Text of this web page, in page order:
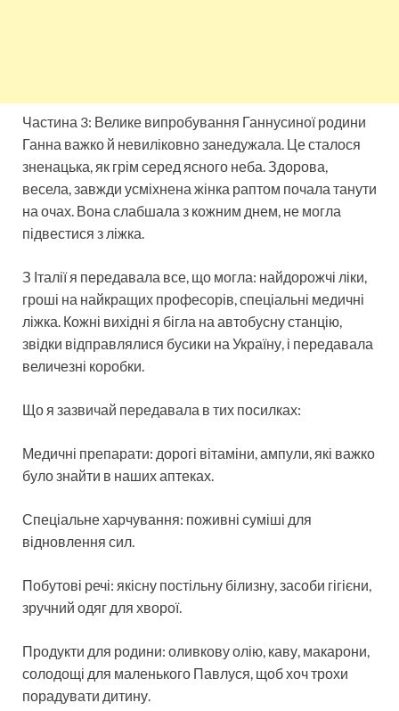
Частина 3: Велике випробування Ганнусиної родини
Ганна важко й невиліковно занедужала. Це сталося
зненацька, як грім серед ясного неба. Здорова,
весела, завжди усміхнена жінка раптом почала танути
на очах. Вона слабшала з кожним днем, не могла
підвестися з ліжка.
З Італії я передавала все, що могла: найдорожчі ліки,
гроші на найкращих професорів, спеціальні медичні
ліжка. Кожні вихідні я бігла на автобусну станцію,
звідки відправлялися бусики на Україну, і передавала
величезні коробки.
Що я зазвичай передавала в тих посилках:
Медичні препарати: дорогі вітаміни, ампули, які важко
було знайти в наших аптеках.
Спеціальне харчування: поживні суміші для
відновлення сил.
Побутові речі: якісну постільну білизну, засоби гігієни,
зручний одяг для хворої.
Продукти для родини: оливкову олію, каву, макарони,
солодощі для маленького Павлуся, щоб хоч трохи
порадувати дитину.